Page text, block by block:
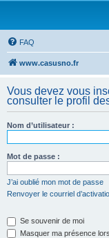
FAQ
www.casusno.fr
Vous devez vous
consulter le profil
Nom d’utilisateur :
Mot de passe :
J’ai oublié mon mot de passe
Renvoyer le courriel
Se souvenir de moi
Masquer ma présence